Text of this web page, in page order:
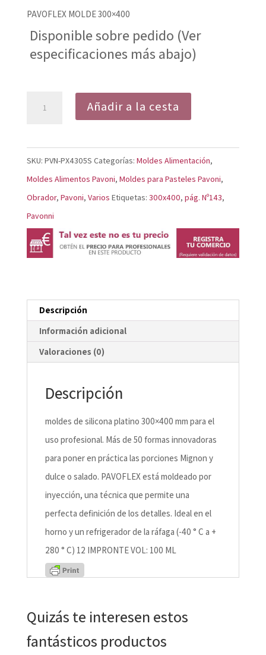
PAVOFLEX MOLDE 300×400
Disponible sobre pedido (Ver
especificaciones más abajo)
Monoporciones
cantidad
Añadir a la cesta
SKU: PVN-PX4305S Categorías: Moldes Alimentación,
Moldes Alimentos Pavoni, Moldes para Pasteles Pavoni,
Obrador, Pavoni, Varios Etiquetas: 300x400, pág. Nº143,
Pavonni
Descripción
Información adicional
Valoraciones (0)
Descripción
moldes de silicona platino 300×400 mm para el
uso profesional. Más de 50 formas innovadoras
para poner en práctica las porciones Mignon y
dulce o salado. PAVOFLEX está moldeado por
inyección, una técnica que permite una
perfecta definición de los detalles. Ideal en el
horno y un refrigerador de la ráfaga (-40 ° C a +
280 ° C) 12 IMPRONTE VOL: 100 ML
Quizás te interesen estos
fantásticos productos